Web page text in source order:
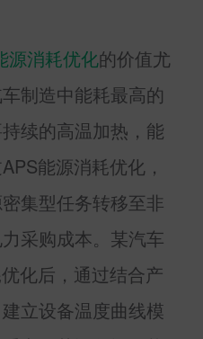
源消耗优化的价值尤
制造中能耗最高的
续的高温加热，能
APS能源消耗优化，
集型任务转移至非
采购成本。某汽车
化后，通过结合产
立设备温度曲线模